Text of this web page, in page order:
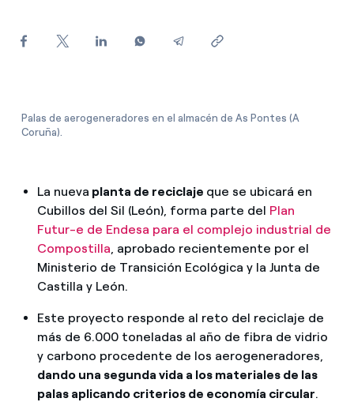
Ofertas para autónomos y Pymes
Palas de aerogeneradores en el almacén de As Pontes (A
Coruña).
La nueva planta de reciclaje que se ubicará en
Cubillos del Sil (León), forma parte del Plan
Futur-e de Endesa para el complejo industrial de
Compostilla, aprobado recientemente por el
Ministerio de Transición Ecológica y la Junta de
Castilla y León.
Este proyecto responde al reto del reciclaje de
más de 6.000 toneladas al año de fibra de vidrio
y carbono procedente de los aerogeneradores,
dando una segunda vida a los materiales de las
palas aplicando criterios de economía circular.